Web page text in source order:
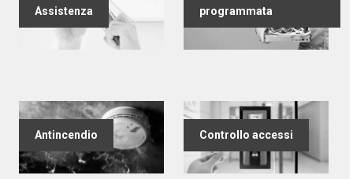
Assistenza
programmata
Antincendio Controllo accessi